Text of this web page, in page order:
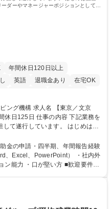
ダーやマネージャーポジションとして活
年間休日120日以上
英語 退職金あり
在宅OK
【東京／文京
内容 下記業務を
て遂行しています。 はじめは担
くはリーダーやマネージャーポ
【総務・人事グルー
動 ・教育研修の企画、実行 ・勤
議運営（評議員会、理事会） ・
、相談対応 ・その他日常の総務
金の申請・四半期、年間報告経験
、Excel、PowerPoint） ・社内外
・口が堅い方 ■歓迎要件